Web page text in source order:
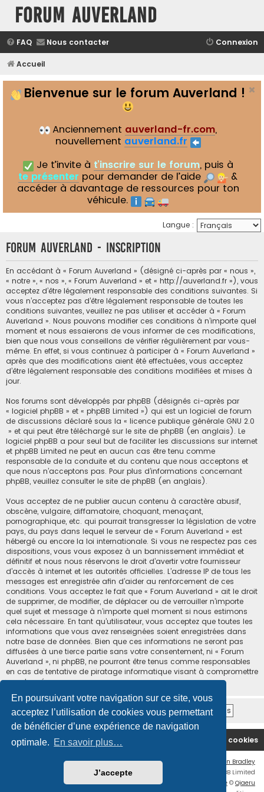
En poursuivant votre navigation sur ce site, vous
acceptez l’utilisation de cookies vous permettant
de bénéficier d’une expérience de navigation
optimale. En savoir plus…
J’accepte
Forum Auverland
FAQ Nous contacter Connexion
Accueil
Bienvenue sur le forum Auverland !
Anciennement auverland-fr.com,
nouvellement auverland.fr
Je t’invite à t’inscrire sur le forum, puis à
te présenter pour demander de l’aide
&
accéder à davantage de ressources pour ton
véhicule.
Langue :
Forum Auverland - Inscription
En accédant à « Forum Auverland » (désigné ci-après par « nous »,
« notre », « nos », « Forum Auverland » et « http://auverland.fr »), vous
acceptez d’être légalement responsable des conditions suivantes. Si
vous n’acceptez pas d’être légalement responsable de toutes les
conditions suivantes, veuillez ne pas utiliser et accéder à « Forum
Auverland ». Nous pouvons modifier ces conditions à n’importe quel
moment et nous essaierons de vous informer de ces modifications,
bien que nous vous conseillons de vérifier régulièrement par vous-
même. En effet, si vous continuez à participer à « Forum Auverland »
après que des modifications aient été effectuées, vous acceptez
d’être légalement responsable des conditions modifiées et mises à
jour.
Nos forums sont développés par phpBB (désignés ci-après par
« logiciel phpBB » et « phpBB Limited ») qui est un logiciel de forum
de discussions déclaré sous la « licence publique générale GNU 2.0
» et qui peut être téléchargé sur le site de phpBB (en anglais). Le
logiciel phpBB a pour seul but de faciliter les discussions sur internet
et phpBB Limited ne peut en aucun cas être tenu comme
responsable de la conduite et du contenu que nous acceptons et
que nous n’acceptons pas. Pour plus d’informations concernant
phpBB, veuillez consulter le site de phpBB (en anglais).
Vous acceptez de ne publier aucun contenu à caractère abusif,
obscène, vulgaire, diffamatoire, choquant, menaçant,
pornographique, etc. qui pourrait transgresser la législation de votre
pays, du pays dans lequel le serveur de « Forum Auverland » est
hébergé ou encore la loi internationale. Si vous ne respectez pas ces
dispositions, vous vous exposez à un bannissement immédiat et
définitif et nous nous réservons le droit d’avertir votre fournisseur
d’accès à internet et les autorités officielles. L’adresse IP de tous les
messages est enregistrée afin d’aider au renforcement de ces
conditions. Vous acceptez le fait que « Forum Auverland » ait le droit
de supprimer, de modifier, de déplacer ou de verrouiller n’importe
quel sujet et message à n’importe quel moment si nous estimons
cela nécessaire. En tant qu’utilisateur, vous acceptez que toutes les
informations que vous avez renseignées soient enregistrées dans
notre base de données. Bien que ces informations ne seront pas
diffusées à une tierce partie sans votre consentement, ni « Forum
Auverland », ni phpBB, ne pourront être tenus comme responsables
en cas de tentative de piratage informatique visant à compromettre
vos données.
Accueil Supprimer les cookies
Nous contacter
Ian Bradley
Développé parphpBB
® Forum Software © phpBB Limited
Traduction française officielle © Qiaeru